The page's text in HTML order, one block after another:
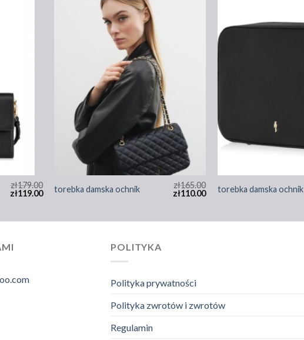
zł179.00
zł119.00 torebka damska ochnik zł165.00
zł110.00 torebka damska ochnik
POLITYKA
Polityka prywatności
Polityka zwrotów i zwrotów
Regulamin